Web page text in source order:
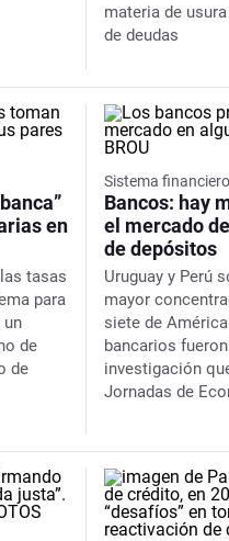
materia de
de deudas
en
tasas
para
un
de
de
Sistema financiero
Bancos: hay
el mercado
de depósitos
Uruguay y Perú
mayor
siete de
bancarios
investigación
Jornadas de